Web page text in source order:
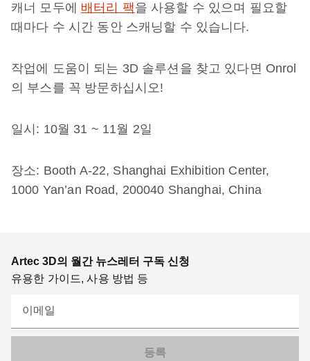
캐너 모두에 배터리 팩을 사용할 수 있으며 필요할
때마다 수 시간 동안 스캐닝할 수 있습니다.
작업에 도움이 되는 3D 솔루션을 찾고 있다면 Onrol
의 부스를 꼭 방문하십시오!
일시: 10월 31 ~ 11월 2일
장소: Booth A-22, Shanghai Exhibition Center,
1000 Yan’an Road, 200040 Shanghai, China
Artec 3D의 월간 뉴스레터 구독 신청
유용한 가이드, 사용 방법 등
이메일